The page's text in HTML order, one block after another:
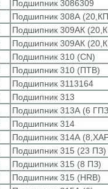
Подшипник 3086309
Подшипник 308А
Подшипник 309АК
Подшипник 309АК
Подшипник 310 (CN)
Подшипник 310 (ПТВ)
Подшипник 3113164
Подшипник 313
Подшипник 313А (6
Подшипник 314
Подшипник 314А
Подшипник 315 (23 ПЗ)
Подшипник 315 (8 ПЗ)
Подшипник 315 (HRB)